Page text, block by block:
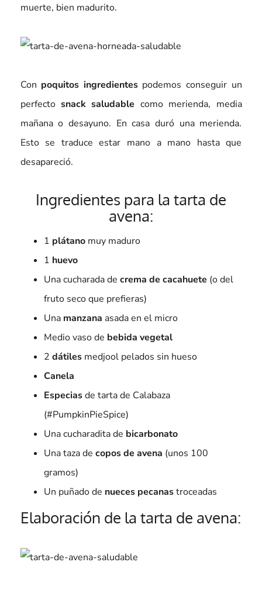
muerte, bien madurito.
Con poquitos ingredientespodemos conseguir un
perfecto snack saludable como merienda, media
mañana o desayuno. En casa duró una merienda.
Esto se traduce estar mano a mano hasta que
desapareció.
Ingredientes para la tarta de
avena:
1 plátanomuy maduro
1 huevo
Una cucharada de crema de cacahuete (o del
fruto seco que prefieras)
Una manzana asada en el micro
Medio vaso de bebida vegetal
2 dátilesmedjool pelados sin hueso
Canela
Especiasde tarta de Calabaza
(#PumpkinPieSpice)
Una cucharadita de bicarbonato
Una taza de copos de avena (unos 100
gramos)
Un puñado de nueces pecanastroceadas
Elaboración de la tarta de avena: